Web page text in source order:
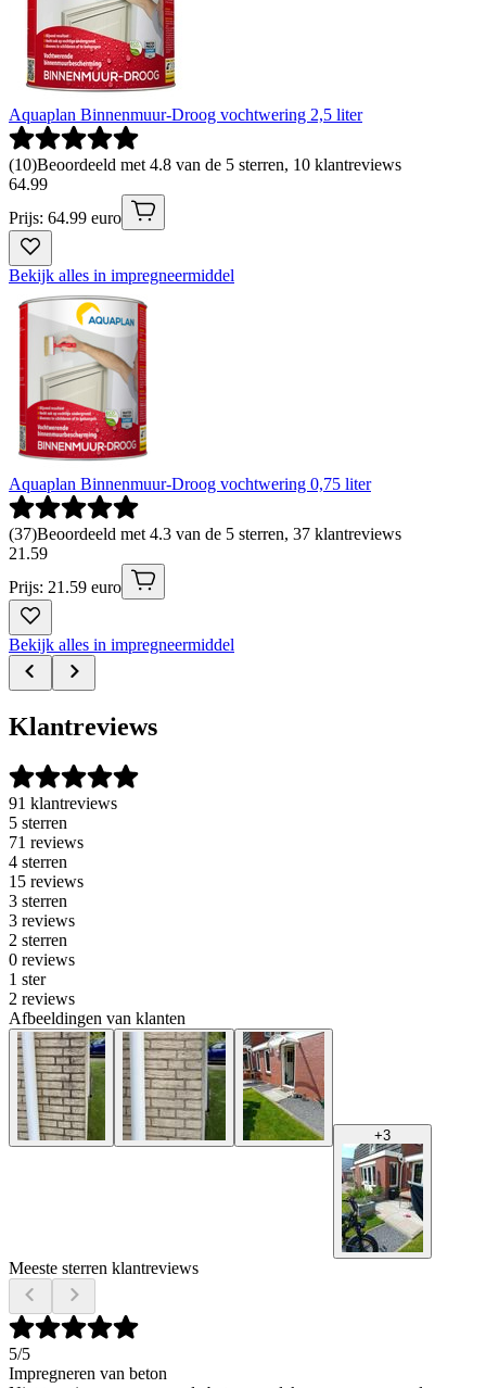
Aquaplan Binnenmuur-Droog vochtwering 2,5 liter
(10)Beoordeeld met 4.8 van de 5 sterren, 10 klantreviews
64.99
Prijs: 64.99 euro
Bekijk alles in impregneermiddel
Aquaplan Binnenmuur-Droog vochtwering 0,75 liter
(37)Beoordeeld met 4.3 van de 5 sterren, 37 klantreviews
21 .59
Prijs: 21.59 euro
Bekijk alles in impregneermiddel
Klantreviews
91 klantreviews
5 sterren
71 reviews
4 sterren
15 reviews
3 sterren
3 reviews
2 sterren
0 reviews
1 ster
2 reviews
Afbeeldingen van klanten
+3
Meeste sterren klantreviews
5/5
Impregneren van beton